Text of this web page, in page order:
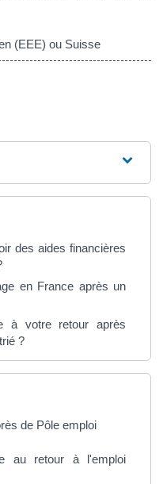
(EEE) ou Suisse
des aides financières
en France après un
à votre retour après
?
de Pôle emploi
au retour à l'emploi